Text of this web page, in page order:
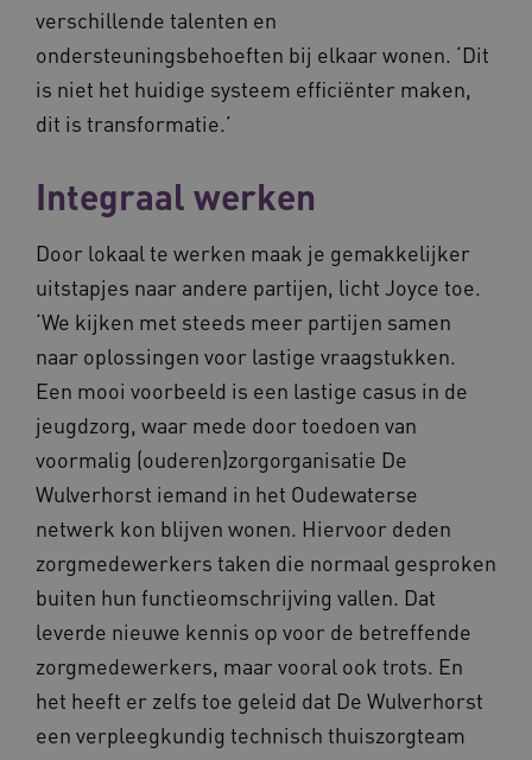
verschillende talenten en
ondersteuningsbehoeften bij elkaar wonen. ‘Dit
is niet het huidige systeem efficiënter maken,
dit is transformatie.’
Integraal werken
Door lokaal te werken maak je gemakkelijker
uitstapjes naar andere partijen, licht Joyce toe.
‘We kijken met steeds meer partijen samen
naar oplossingen voor lastige vraagstukken.
Een mooi voorbeeld is een lastige casus in de
jeugdzorg, waar mede door toedoen van
voormalig (ouderen)zorgorganisatie De
Wulverhorst iemand in het Oudewaterse
netwerk kon blijven wonen. Hiervoor deden
zorgmedewerkers taken die normaal gesproken
buiten hun functieomschrijving vallen. Dat
leverde nieuwe kennis op voor de betreffende
zorgmedewerkers, maar vooral ook trots. En
het heeft er zelfs toe geleid dat De Wulverhorst
een verpleegkundig technisch thuiszorgteam
ARRAffinitySameSite
Microsoft Corporation
Amazon.com Inc.
vilans.blueconic.net
__Secure-YNID .youtube.com
FPLC .waardigheidentrots.nl